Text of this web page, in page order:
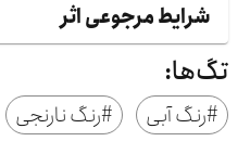
شرایط مرجوعی اثر
تگ‌ها:
#رنگ آبی #رنگ نارنجی